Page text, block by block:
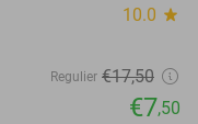
10.0 star
Regulier €17,50
€7,50